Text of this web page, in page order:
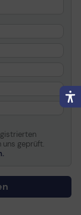
uns geprüft.